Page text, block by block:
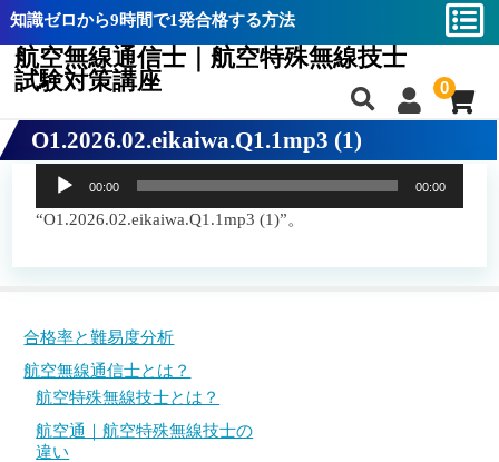
知識ゼロから9時間で1発合格する方法
航空無線通信士｜航空特殊無線技士
試験対策講座
0
合格率と難易度分析
航空無線通信士とは？
航空特殊無線技士とは？
教材一覧
航空無線通信士バイブル
航空特殊無線技士バイブル
合格率と難易度分析
航空無線通信士とは？
航空特殊無線技士とは？
教材一覧
航空無線通信士バイブル
航空特殊無線技士バイブル
O1.2026.02.eikaiwa.Q1.1mp3 (1)
プ
00:00 00:00
“O1.2026.02.eikaiwa.Q1.1mp3 (1)”。
合格率と難易度分析
航空無線通信士とは？
航空特殊無線技士とは？
航空通｜航空特殊無線技士の
違い